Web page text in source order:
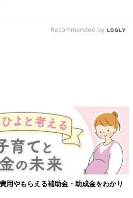
Recommended by
種できるものも】妊婦の感染症対策、知